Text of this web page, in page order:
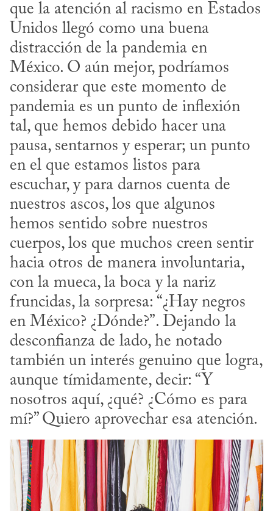
que la atención al racismo en Estados
Unidos llegó como una buena
distracción de la pandemia en
México. O aún mejor, podríamos
considerar que este momento de
pandemia es un punto de inflexión
tal, que hemos debido hacer una
pausa, sentarnos y esperar; un punto
en el que estamos listos para
escuchar, y para darnos cuenta de
nuestros ascos, los que algunos
hemos sentido sobre nuestros
cuerpos, los que muchos creen sentir
hacia otros de manera involuntaria,
con la mueca, la boca y la nariz
fruncidas, la sorpresa: “¿Hay negros
en México? ¿Dónde?”. Dejando la
desconfianza de lado, he notado
también un interés genuino que logra,
aunque tímidamente, decir: “Y
nosotros aquí, ¿qué? ¿Cómo es para
mí?” Quiero aprovechar esa atención.